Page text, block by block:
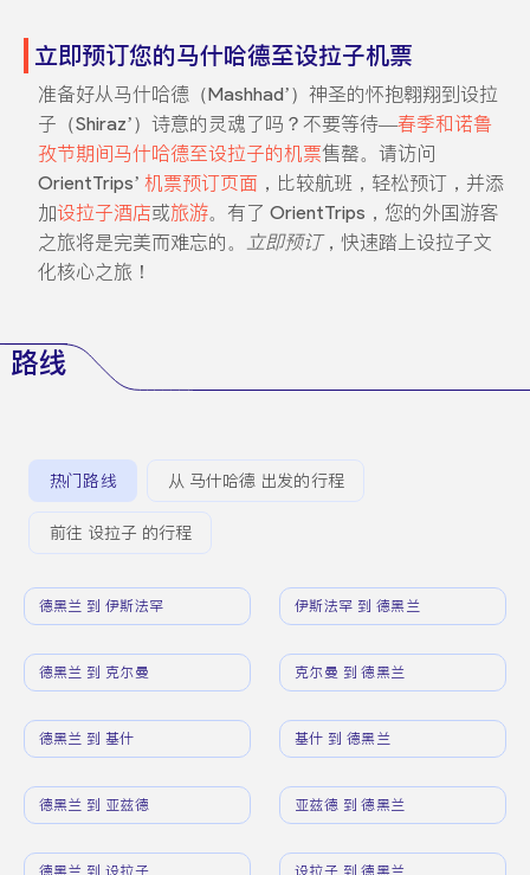
立即预订您的马什哈德至设拉子机票
准备好从马什哈德（Mashhad’）神圣的怀抱翱翔到设拉
子（Shiraz’）诗意的灵魂了吗？不要等待—春季和诺鲁
孜节期间马什哈德至设拉子的机票售罄。请访问
OrientTrips’ 机票预订页面 ，比较航班，轻松预订，并添
加设拉子酒店或旅游。有了 OrientTrips，您的外国游客
之旅将是完美而难忘的。 立即预订，快速踏上设拉子文
化核心之旅！
路线
热门路线 从 马什哈德 出发的行程
前往 设拉子 的行程
德黑兰 到 伊斯法罕 伊斯法罕 到 德黑兰
德黑兰 到 克尔曼 克尔曼 到 德黑兰
德黑兰 到 基什 基什 到 德黑兰
德黑兰 到 亚兹德 亚兹德 到 德黑兰
德黑兰 到 设拉子 设拉子 到 德黑兰